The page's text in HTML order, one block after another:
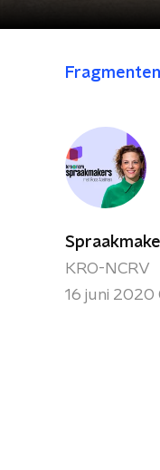
Fragmenten
KRO-NCRV
16 juni 2020